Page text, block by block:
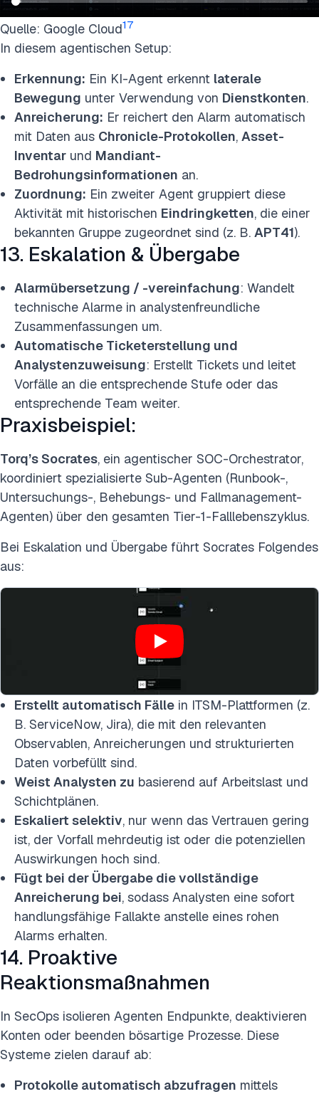
Quelle: Google Cloud17
In diesem agentischen Setup:
Erkennung: Ein KI-Agent erkennt laterale
Bewegung unter Verwendung von Dienstkonten.
Anreicherung: Er reichert den Alarm automatisch
mit Daten aus Chronicle-Protokollen, Asset-
Inventar und Mandiant-
Bedrohungsinformationen an.
Zuordnung: Ein zweiter Agent gruppiert diese
Aktivität mit historischen Eindringketten, die einer
bekannten Gruppe zugeordnet sind (z. B. APT41).
13. Eskalation & Übergabe
Alarmübersetzung / -vereinfachung: Wandelt
technische Alarme in analystenfreundliche
Zusammenfassungen um.
Automatische Ticketerstellung und
Analystenzuweisung: Erstellt Tickets und leitet
Vorfälle an die entsprechende Stufe oder das
entsprechende Team weiter.
Praxisbeispiel:
Torq’s Socrates, ein agentischer SOC-Orchestrator,
koordiniert spezialisierte Sub-Agenten (Runbook-,
Untersuchungs-, Behebungs- und Fallmanagement-
Agenten) über den gesamten Tier-1-Falllebenszyklus.
Bei Eskalation und Übergabe führt Socrates Folgendes
aus:
Erstellt automatisch Fälle in ITSM-Plattformen (z.
B. ServiceNow, Jira), die mit den relevanten
Observablen, Anreicherungen und strukturierten
Daten vorbefüllt sind.
Weist Analysten zu basierend auf Arbeitslast und
Schichtplänen.
Eskaliert selektiv, nur wenn das Vertrauen gering
ist, der Vorfall mehrdeutig ist oder die potenziellen
Auswirkungen hoch sind.
Fügt bei der Übergabe die vollständige
Anreicherung bei, sodass Analysten eine sofort
handlungsfähige Fallakte anstelle eines rohen
Alarms erhalten.
14. Proaktive
Reaktionsmaßnahmen
In SecOps isolieren Agenten Endpunkte, deaktivieren
Konten oder beenden bösartige Prozesse. Diese
Systeme zielen darauf ab:
Protokolle automatisch abzufragen mittels